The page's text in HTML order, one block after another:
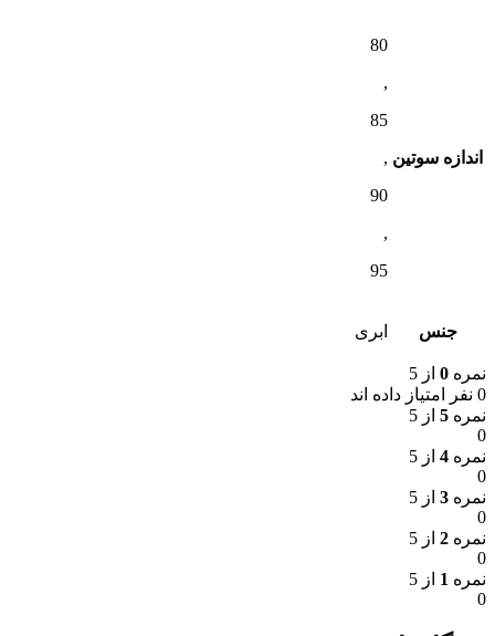
اندازه سوتین
80
,
85
,
90
,
95
جنس ابری
نمره 0 از 5
0 نفر امتیاز داده اند
نمره 5 از 5
0
نمره 4 از 5
0
نمره 3 از 5
0
نمره 2 از 5
0
نمره 1 از 5
0